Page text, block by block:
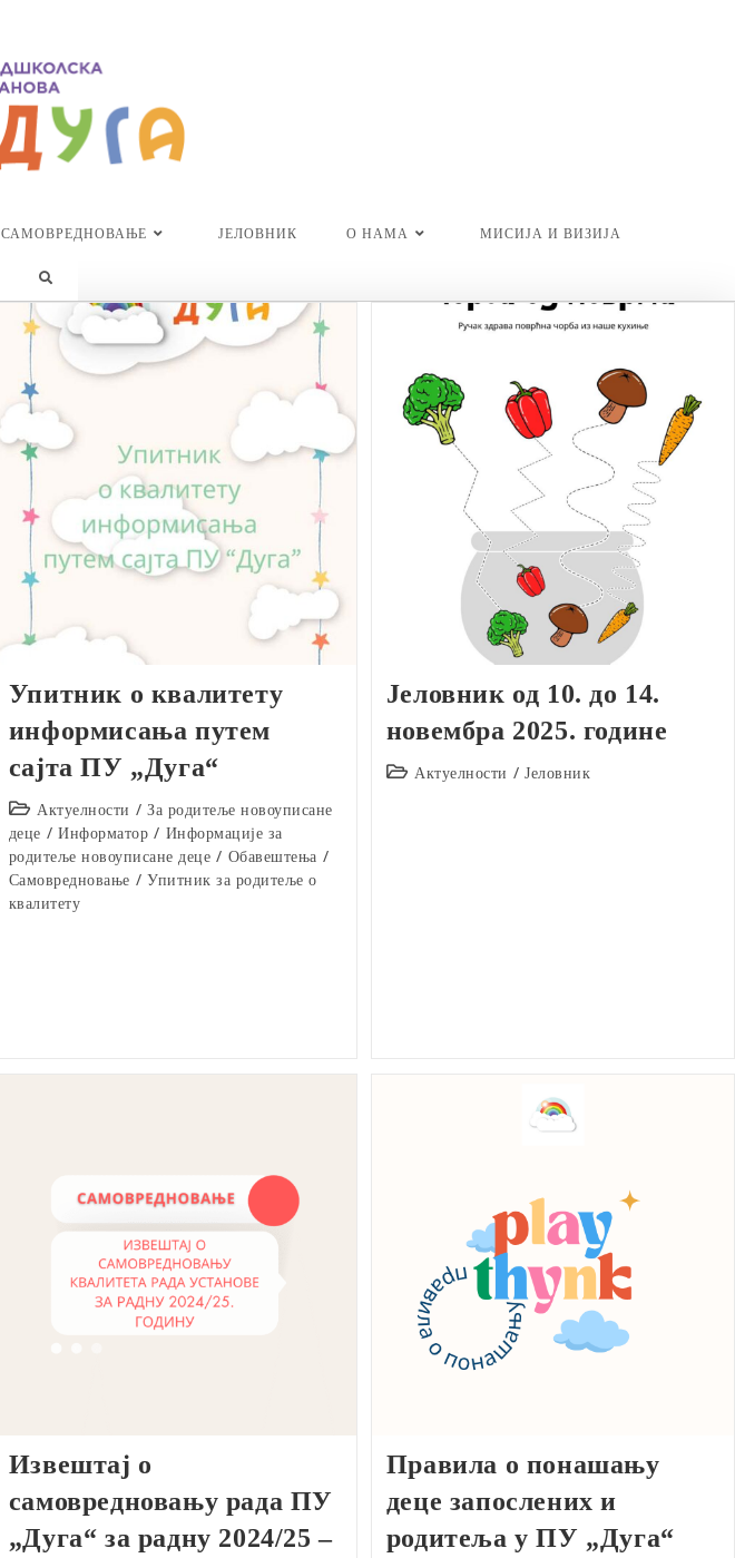
САМОВРЕДНОВАЊЕ ЈЕЛОВНИК О НАМА МИСИЈА И ВИЗИЈА
TOGGLE
WEBSITE
SEARCH
Упитник о квалитету
информисања путем
сајта ПУ „Дуга“
Post
category:
Актуелности / За родитеље новоуписане
деце / Информатор / Информације за
родитеље новоуписане деце / Обавештења /
Самовредновање / Упитник за родитеље о
квалитету
Јеловник од 10. до 14.
новембра 2025. године
PostАктуелности / Јеловник
Извештај о
самовредновању рада ПУ
„Дуга“ за радну 2024/25 –
Правила о понашању
деце запослених и
родитеља у ПУ „Дуга“